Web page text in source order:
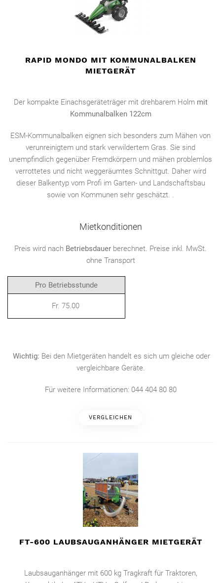
RAPID MONDO MIT KOMMUNALBALKEN
MIETGERÄT
Der kompakte Einachsgeräteträger mit drehbarem Holm mit
Kommunalbalken 122cm
ESM-Kommunalbalken eignen sich besonders zum Mähen von
verunreinigtem und stark verwildertem Gras. Sie sind
unempfindlich gegenüber Fremdkörpern und mähen problemlos
verrottetes und nicht weggeräumtes Schnittgut. Daher wird
dieser Balkentyp vom Profi im Garten- und Landschaftsbau
sowie von Kommunen sehr geschätzt. .
Mietkonditionen
Preis wird nach Betriebsdauer berechnet. Preise inkl. MwSt.
ohne Transport
Pro Betriebsstunde
Fr. 75.00
Wichtig: Bei den Mietgeräten handelt es sich um gleiche oder
vergleichbare Geräte.
Für weitere Informationen: 044 404 80 80
VERGLEICHEN
FT-600 LAUBSAUGANHÄNGER MIETGERÄT
Laubsauganhänger mit 600 kg Tragkraft für Traktoren,